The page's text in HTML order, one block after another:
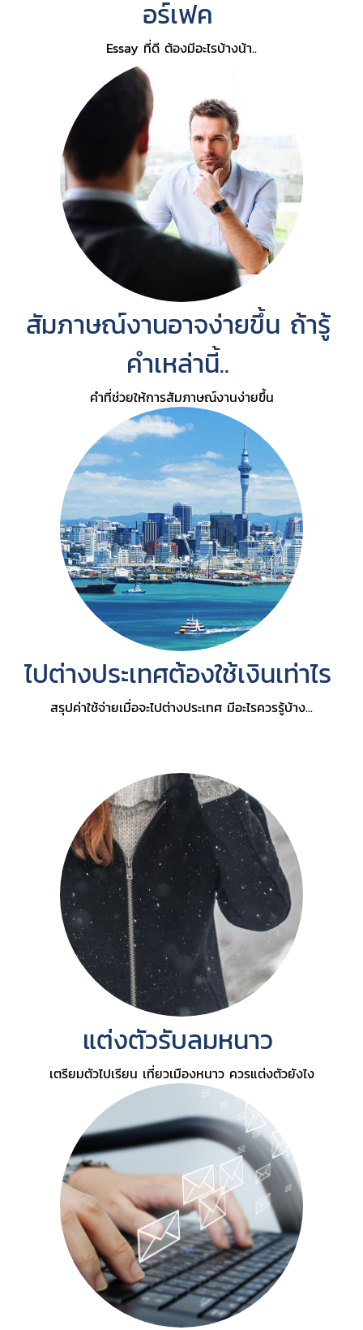
อร์เฟค
Essay ที่ดี ต้องมีอะไรบ้างน้า..
สัมภาษณ์งานอาจง่ายขึ้น ถ้ารู้
คำเหล่านี้..
คำที่ช่วยให้การสัมภาษณ์งานง่ายขึ้น
ไปต่างประเทศต้องใช้เงินเท่าไร
สรุปค่าใช้จ่ายเมื่อจะไปต่างประเทศ มีอะไรควรรู้บ้าง...
แต่งตัวรับลมหนาว
เตรียมตัวไปเรียน เที่ยวเมืองหนาว ควรแต่งตัวยังไง